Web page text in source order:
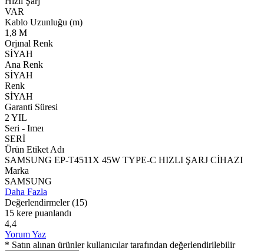
VAR
Kablo Uzunluğu (m)
1,8 M
Orjınal Renk
SİYAH
Ana Renk
SİYAH
Renk
SİYAH
Garanti Süresi
2 YIL
Seri - Imeı
SERİ
Ürün Etiket Adı
SAMSUNG EP-T4511X 45W TYPE-C HIZLI ŞARJ CİHAZI
Marka
SAMSUNG
Daha Fazla
Değerlendirmeler (15)
15 kere puanlandı
4,4
Yorum Yaz
* Satın alınan ürünler kullanıcılar tarafından değerlendirilebilir